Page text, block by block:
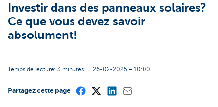
Investir dans des panneaux solaires?
Ce que vous devez savoir
absolument!
Temps de lecture: 3 minutes 26-02-2025 – 10:00
Partagez cette page